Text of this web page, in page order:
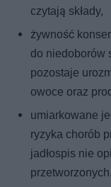
czytają składy,
żywność
do niedoborów
pozostaje
owoce oraz
umiarkowane
ryzyka chorób
jadłospis nie